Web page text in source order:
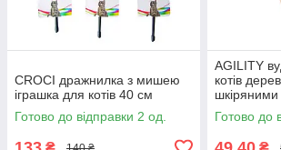
CROCI дражнилка з мишею
іграшка для котів 40 см
Готово до відправки 2 од.
AGILITY
котів
Готово до